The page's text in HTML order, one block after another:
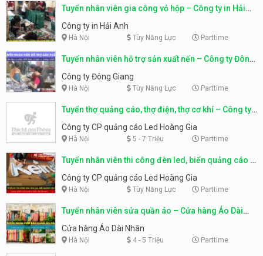
Tuyển nhân viên gia công vỏ hộp – Công ty in Hải
Anh
Công ty in Hải Anh
Hà Nội Tùy Năng Lực Parttime
Tuyển nhân viên hỗ trợ sản xuất nến – Công ty Đông
Giang
Công ty Đông Giang
Hà Nội Tùy Năng Lực Parttime
Tuyển thợ quảng cáo, thợ điện, thợ cơ khí – Công ty
CP quảng cáo Led Hoàng Gia
Công ty CP quảng cáo Led Hoàng Gia
Hà Nội 5 - 7 Triệu Parttime
Tuyển nhân viên thi công đèn led, biển quảng cáo –
Công ty CP quảng cáo Led Hoàng Gia
Công ty CP quảng cáo Led Hoàng Gia
Hà Nội Tùy Năng Lực Parttime
Tuyển nhân viên sửa quần áo – Cửa hàng Áo Dài
Nhân
Cửa hàng Áo Dài Nhân
Hà Nội 4 - 5 Triệu Parttime